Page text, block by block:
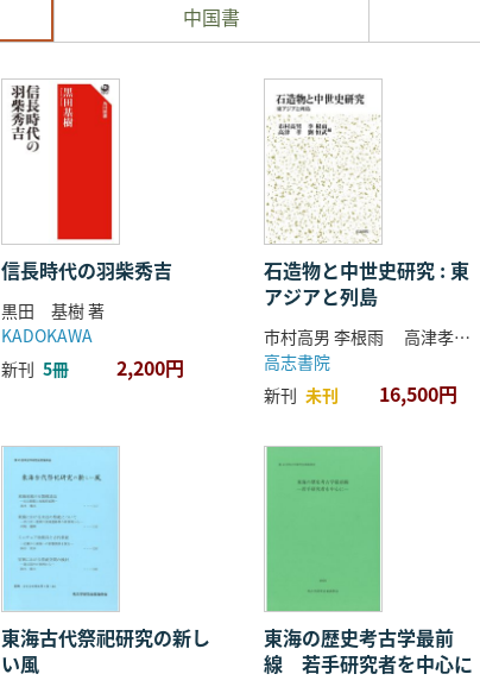
中国書
信長時代の羽柴秀吉
黒田 基樹 著
KADOKAWA
新刊 5冊 2,200円
石造物と中世史研究 : 東
アジアと列島
市村高男 李根雨 高津孝 劉恒武 編
高志書院
新刊 未刊 16,500円
東海古代祭祀研究の新し
い風
東海の歴史考古学最前
線 若手研究者を中心に